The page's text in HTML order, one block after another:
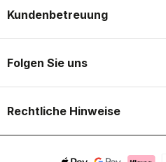
Kundenbetreuung
Folgen Sie uns
Rechtliche Hinweise